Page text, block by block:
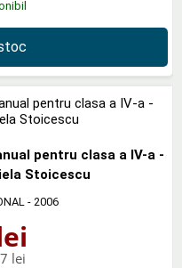
pentru clasa a IV-a -
Stoicescu
- 2006
lei